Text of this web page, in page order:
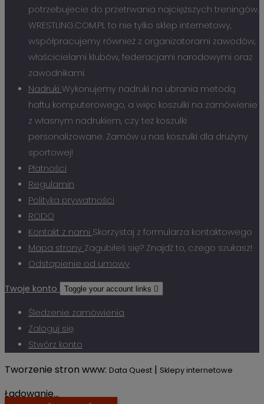
potrzebujecie do przetrwania najcięższych treningów.
WRESTLING.COM.PL to nie tylko sklep internetowy,
współpracujemy również z organizatorami zawodów,
właścicielami klubów, federacjami narodowymi oraz
zawodnikami.
Nadruki Wykonujemy nadruki na ubrania metodą
haftu komputerowego, a więc koszulki na zamówienie
z własnym nadrukiem, czy też koszulki
personalizowane. Zamów u nas koszulki dla drużyny
sportowej!
Płatności
Regulamin
Polityka prywatności
RODO
Kontakt z nami Skorzystaj z formularza kontaktowego
Mapa strony Zagubiłeś się? Znajdź to, czego szukasz!
Odstąpienie od umowy
Twoje konto Toggle your account links 
Śledzenie zamówienia
Zaloguj się
Stwórz konto
Tworzenie stron www: Data Quest | Sklepy internetowe
Ładowanie...